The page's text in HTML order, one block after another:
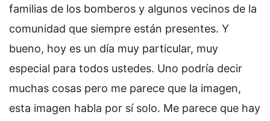
familias de los bomberos y algunos vecinos de la
comunidad que siempre están presentes. Y
bueno, hoy es un día muy particular, muy
especial para todos ustedes. Uno podría decir
muchas cosas pero me parece que la imagen,
esta imagen habla por sí solo. Me parece que hay